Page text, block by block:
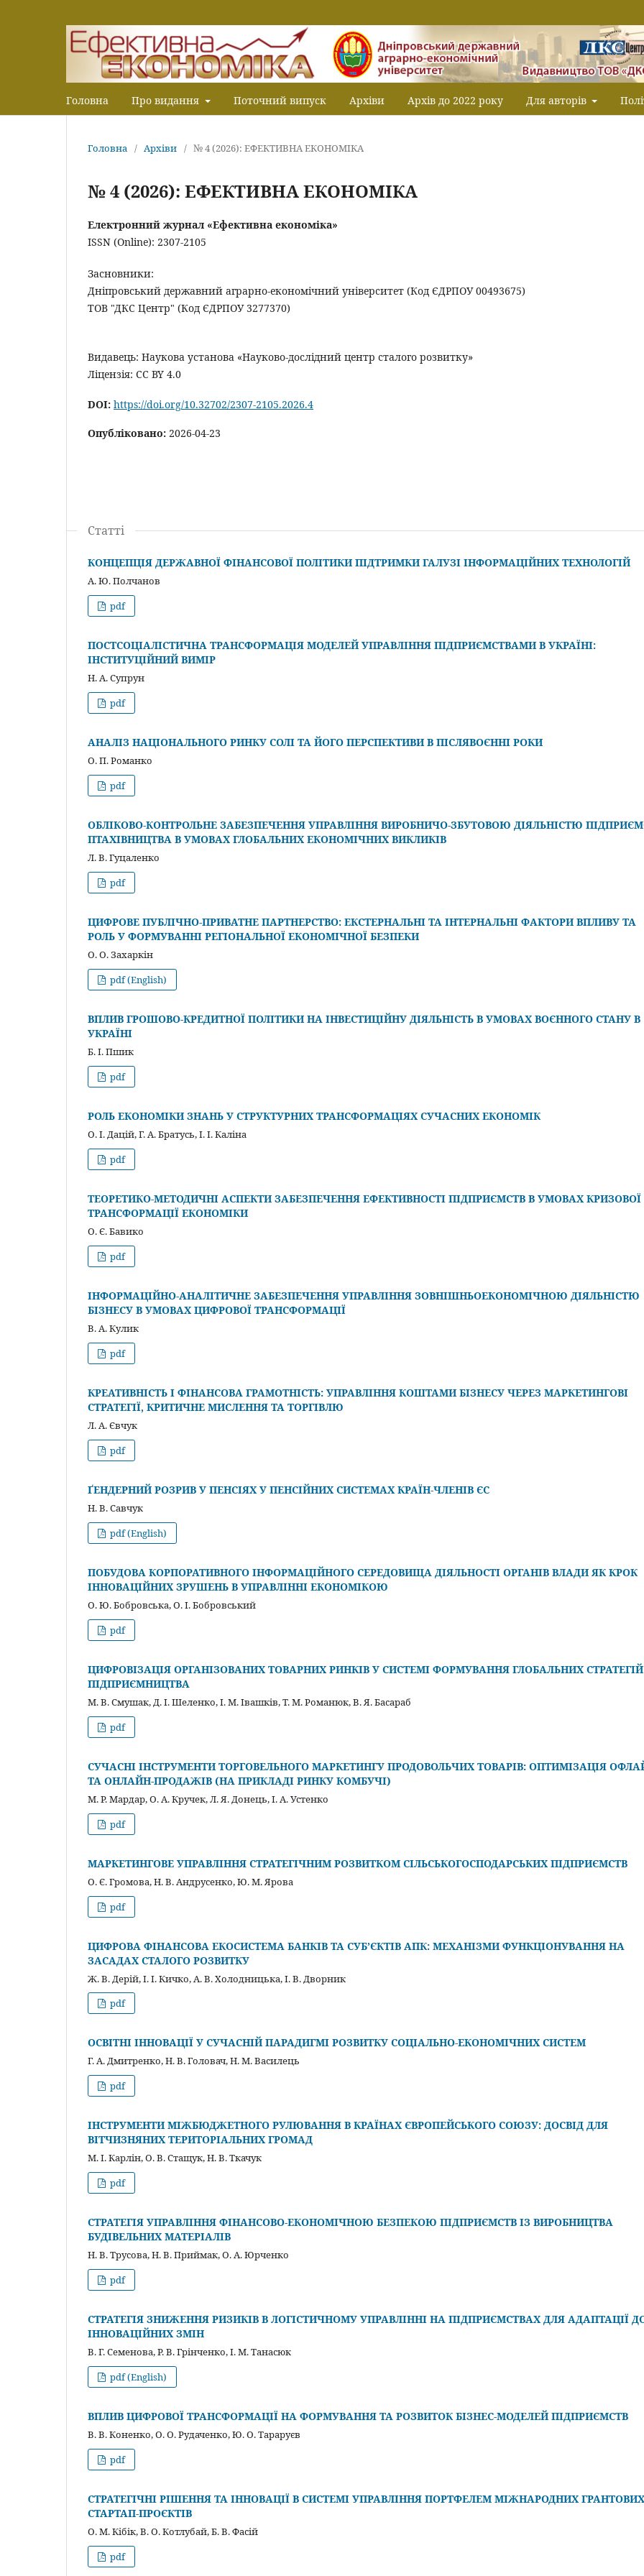
Головна Про видання Поточний випуск Архіви Архів до 2022 року Для авторів
Головна / Архіви / № 4 (2026): ЕФЕКТИВНА ЕКОНОМІКА
№ 4 (2026): ЕФЕКТИВНА ЕКОНОМІКА
Електронний журнал «Ефективна економіка»
ISSN (Online): 2307-2105
Засновники:
Дніпровський державний аграрно-економічний університет (Код ЄДРПОУ 00493675)
ТОВ "ДКС Центр" (Код ЄДРПОУ 3277370)
Видавець: Наукова установа «Науково-дослідний центр сталого розвитку»
Ліцензія: CC BY 4.0
DOI: https://doi.org/10.32702/2307-2105.2026.4
Опубліковано: 2026-04-23
Статті
КОНЦЕПЦІЯ ДЕРЖАВНОЇ ФІНАНСОВОЇ ПОЛІТИКИ ПІДТРИМКИ ГАЛУЗІ ІНФОРМАЦІЙНИХ ТЕХНОЛОГІЙ
А. Ю. Полчанов
pdf
ПОСТСОЦІАЛІСТИЧНА ТРАНСФОРМАЦІЯ МОДЕЛЕЙ УПРАВЛІННЯ ПІДПРИЄМСТВАМИ В УКРАЇНІ:
ІНСТИТУЦІЙНИЙ ВИМІР
Н. А. Супрун
pdf
АНАЛІЗ НАЦІОНАЛЬНОГО РИНКУ СОЛІ ТА ЙОГО ПЕРСПЕКТИВИ В ПІСЛЯВОЄННІ РОКИ
О. П. Романко
pdf
ОБЛІКОВО-КОНТРОЛЬНЕ ЗАБЕЗПЕЧЕННЯ УПРАВЛІННЯ ВИРОБНИЧО-ЗБУТОВОЮ ДІЯЛЬНІСТЮ
ПТАХІВНИЦТВА В УМОВАХ ГЛОБАЛЬНИХ ЕКОНОМІЧНИХ ВИКЛИКІВ
Л. В. Гуцаленко
pdf
ЦИФРОВЕ ПУБЛІЧНО-ПРИВАТНЕ ПАРТНЕРСТВО: ЕКСТЕРНАЛЬНІ ТА ІНТЕРНАЛЬНІ ФАКТОРИ ВПЛИВУ ТА
РОЛЬ У ФОРМУВАННІ РЕГІОНАЛЬНОЇ ЕКОНОМІЧНОЇ БЕЗПЕКИ
О. О. Захаркін
pdf (English)
ВПЛИВ ГРОШОВО-КРЕДИТНОЇ ПОЛІТИКИ НА ІНВЕСТИЦІЙНУ ДІЯЛЬНІСТЬ В УМОВАХ ВОЄННОГО СТАНУ В
УКРАЇНІ
Б. І. Пшик
pdf
РОЛЬ ЕКОНОМІКИ ЗНАНЬ У СТРУКТУРНИХ ТРАНСФОРМАЦІЯХ СУЧАСНИХ ЕКОНОМІК
О. І. Дацій, Г. А. Братусь, І. І. Каліна
pdf
ТЕОРЕТИКО-МЕТОДИЧНІ АСПЕКТИ ЗАБЕЗПЕЧЕННЯ ЕФЕКТИВНОСТІ ПІДПРИЄМСТВ В УМОВАХ КРИЗОВОЇ
ТРАНСФОРМАЦІЇ ЕКОНОМІКИ
О. Є. Бавико
pdf
ІНФОРМАЦІЙНО-АНАЛІТИЧНЕ ЗАБЕЗПЕЧЕННЯ УПРАВЛІННЯ ЗОВНІШНЬОЕКОНОМІЧНОЮ ДІЯЛЬНІСТЮ
БІЗНЕСУ В УМОВАХ ЦИФРОВОЇ ТРАНСФОРМАЦІЇ
В. А. Кулик
pdf
КРЕАТИВНІСТЬ І ФІНАНСОВА ГРАМОТНІСТЬ: УПРАВЛІННЯ КОШТАМИ БІЗНЕСУ ЧЕРЕЗ МАРКЕТИНГОВІ
СТРАТЕГІЇ, КРИТИЧНЕ МИСЛЕННЯ ТА ТОРГІВЛЮ
Л. А. Євчук
pdf
ҐЕНДЕРНИЙ РОЗРИВ У ПЕНСІЯХ У ПЕНСІЙНИХ СИСТЕМАХ КРАЇН-ЧЛЕНІВ ЄС
Н. В. Савчук
pdf (English)
ПОБУДОВА КОРПОРАТИВНОГО ІНФОРМАЦІЙНОГО СЕРЕДОВИЩА ДІЯЛЬНОСТІ ОРГАНІВ ВЛАДИ ЯК КРОК
ІННОВАЦІЙНИХ ЗРУШЕНЬ В УПРАВЛІННІ ЕКОНОМІКОЮ
О. Ю. Бобровська, О. І. Бобровський
pdf
ЦИФРОВІЗАЦІЯ ОРГАНІЗОВАНИХ ТОВАРНИХ РИНКІВ У СИСТЕМІ ФОРМУВАННЯ ГЛОБАЛЬНИХ СТРАТЕГІЙ
ПІДПРИЄМНИЦТВА
М. В. Смушак, Д. І. Шеленко, І. М. Івашків, Т. М. Романюк, В. Я. Басараб
pdf
СУЧАСНІ ІНСТРУМЕНТИ ТОРГОВЕЛЬНОГО МАРКЕТИНГУ ПРОДОВОЛЬЧИХ ТОВАРІВ: ОПТИМІЗАЦІЯ
ТА ОНЛАЙН-ПРОДАЖІВ (НА ПРИКЛАДІ РИНКУ КОМБУЧІ)
М. Р. Мардар, О. А. Кручек, Л. Я. Донець, І. А. Устенко
pdf
МАРКЕТИНГОВЕ УПРАВЛІННЯ СТРАТЕГІЧНИМ РОЗВИТКОМ СІЛЬСЬКОГОСПОДАРСЬКИХ ПІДПРИЄМСТВ
О. Є. Громова, Н. В. Андрусенко, Ю. М. Ярова
pdf
ЦИФРОВА ФІНАНСОВА ЕКОСИСТЕМА БАНКІВ ТА СУБ’ЄКТІВ АПК: МЕХАНІЗМИ ФУНКЦІОНУВАННЯ НА
ЗАСАДАХ СТАЛОГО РОЗВИТКУ
Ж. В. Дерій, І. І. Кичко, А. В. Холодницька, І. В. Дворник
pdf
ОСВІТНІ ІННОВАЦІЇ У СУЧАСНІЙ ПАРАДИГМІ РОЗВИТКУ СОЦІАЛЬНО-ЕКОНОМІЧНИХ СИСТЕМ
Г. А. Дмитренко, Н. В. Головач, Н. М. Василець
pdf
ІНСТРУМЕНТИ МІЖБЮДЖЕТНОГО РУЛЮВАННЯ В КРАЇНАХ ЄВРОПЕЙСЬКОГО СОЮЗУ: ДОСВІД ДЛЯ
ВІТЧИЗНЯНИХ ТЕРИТОРІАЛЬНИХ ГРОМАД
М. І. Карлін, О. В. Стащук, Н. В. Ткачук
pdf
СТРАТЕГІЯ УПРАВЛІННЯ ФІНАНСОВО-ЕКОНОМІЧНОЮ БЕЗПЕКОЮ ПІДПРИЄМСТВ ІЗ ВИРОБНИЦТВА
БУДІВЕЛЬНИХ МАТЕРІАЛІВ
Н. В. Трусова, Н. В. Приймак, О. А. Юрченко
pdf
СТРАТЕГІЯ ЗНИЖЕННЯ РИЗИКІВ В ЛОГІСТИЧНОМУ УПРАВЛІННІ НА ПІДПРИЄМСТВАХ ДЛЯ АДАПТАЦІЇ
ІННОВАЦІЙНИХ ЗМІН
В. Г. Семенова, Р. В. Грінченко, І. М. Танасюк
pdf (English)
ВПЛИВ ЦИФРОВОЇ ТРАНСФОРМАЦІЇ НА ФОРМУВАННЯ ТА РОЗВИТОК БІЗНЕС-МОДЕЛЕЙ ПІДПРИЄМСТВ
В. В. Коненко, О. О. Рудаченко, Ю. О. Тараруєв
pdf
СТРАТЕГІЧНІ РІШЕННЯ ТА ІННОВАЦІЇ В СИСТЕМІ УПРАВЛІННЯ ПОРТФЕЛЕМ МІЖНАРОДНИХ ГРАНТОВИХ
СТАРТАП-ПРОЄКТІВ
О. М. Кібік, В. О. Котлубай, Б. В. Фасій
pdf